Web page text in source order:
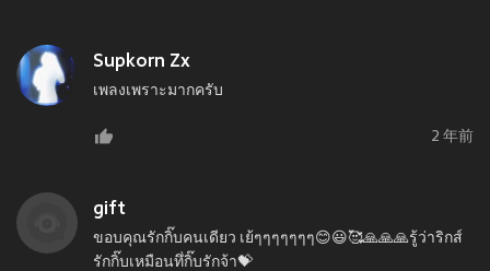
Supkorn Zx
เพลงเพราะมากครับ
2 年前
gift
ขอบคุณรักกิ๊บคนเดียว เย้ๆๆๆๆๆๆๆ😊😃🥰🙏🙏🙏รู้ว่าริกส์
รักกิ๊บเหมือนทึ่กิ๊บรักจ้า💝